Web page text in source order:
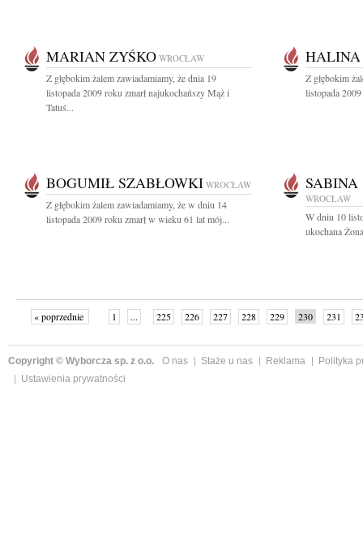
MARIAN ZYŚKO WROCŁAW
Z głębokim żalem zawiadamiamy, że dnia 19
listopada 2009 roku zmarł najukochańszy Mąż i
Tatuś...
Z głębokim
listopada
BOGUMIŁ SZABŁOWKI WROCŁAW
Z głębokim żalem zawiadamiamy, że w dniu 14
listopada 2009 roku zmarł w wieku 61 lat mój...
SABINA
WROCŁAW
W dniu 10
ukochana
« poprzednie 1 ... 225 226 227 228 229 230 231
Copyright © Wyborcza sp. z o.o. O nas Staże u nas Reklama
Polityka
Ustawienia prywatności